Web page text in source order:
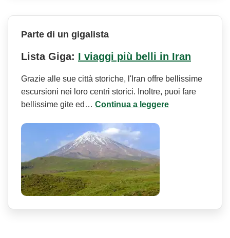
Parte di un gigalista
Lista Giga: I viaggi più belli in Iran
Grazie alle sue città storiche, l'Iran offre bellissime
escursioni nei loro centri storici. Inoltre, puoi fare
bellissime gite ed… Continua a leggere